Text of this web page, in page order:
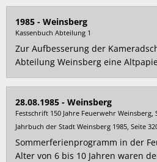
1985 - Weinsberg
Kassenbuch Abteilung 1
Zur Aufbesserung der
Abteilung Weinsberg eine
28.08.1985 - Weinsberg
Festschrift 150 Jahre Feuerwehr Weinsberg,
Jahrbuch der Stadt Weinsberg 1985, Seite
Sommerferienprogramm in der
Alter von 6 bis 10 Jahren waren